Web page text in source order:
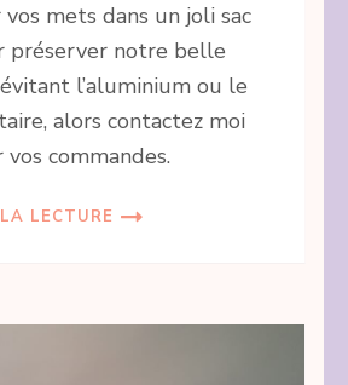
mets dans un joli sac
préserver notre belle
l’aluminium ou le
alors contactez moi
commandes.
LECTURE